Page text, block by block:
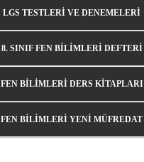
LGS TESTLERİ VE DENEMELERİ
8. SINIF FEN BİLİMLERİ DEFTERİ
FEN BİLİMLERİ DERS KİTAPLARI
FEN BİLİMLERİ YENİ MÜFREDAT